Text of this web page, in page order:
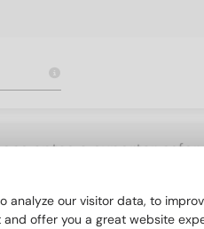
aptas a suportar
analyze our visitor data, to
offer you a great website